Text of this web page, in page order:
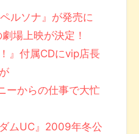
ルソナ』が発売に
場上映が決定！
』付属CDにvip店長
ーからの仕事で大忙
ムUC』2009年冬公